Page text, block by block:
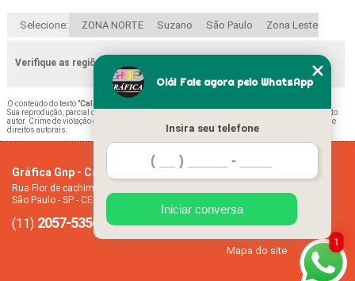
Selecione: ZONA NORTE Suzano São Paulo Zona Leste
Verifique as regiões que atendemos
O conteúdo do texto "Calendário Mensal Folha A4 Vila Guilherme
Sua reprodução, parcial ou total, mesmo citando nossos links, é proibida sem a autorização do
autor. Crime de violação de direito autoral – artigo 184 do Código Penal –
Lei 9610/98 - Lei de
direitos autorais
Gráfica Gnp - Cartão de visita
Rua Flor de cachimbo, 274 - Jardim Santana
São Paulo - SP - CEP: 08050-040
(11) 2057-5356 (11)94612-2445
Missão
Mapa do site
1
Olá! Fale agora pelo WhatsApp
Insira seu telefone
Iniciar conversa